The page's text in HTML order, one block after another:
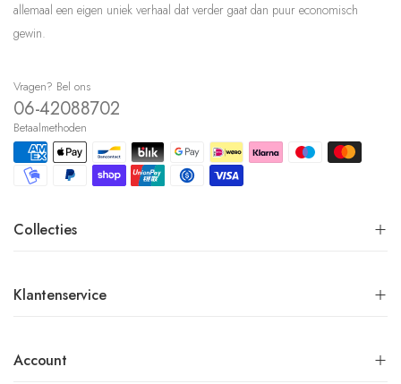
allemaal een eigen uniek verhaal dat verder gaat dan puur economisch
gewin.
Vragen? Bel ons
06-42088702
Betaalmethoden
Collecties
Klantenservice
Account